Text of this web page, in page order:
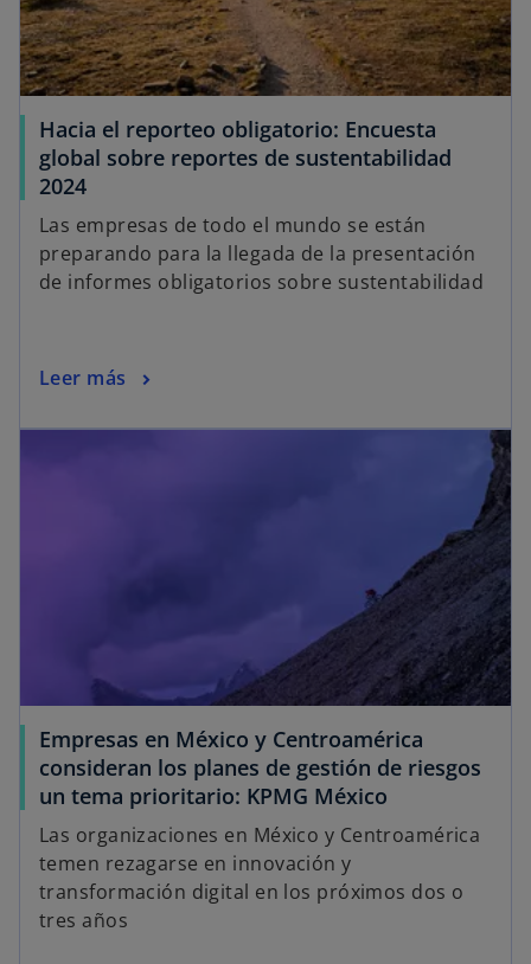
Hacia el reporteo obligatorio: Encuesta
global sobre reportes de sustentabilidad
2024
Las empresas de todo el mundo se están
preparando para la llegada de la presentación
de informes obligatorios sobre sustentabilidad
Leer más
Empresas en México y Centroamérica
consideran los planes de gestión de riesgos
un tema prioritario: KPMG México
Las organizaciones en México y Centroamérica
temen rezagarse en innovación y
transformación digital en los próximos dos o
tres años